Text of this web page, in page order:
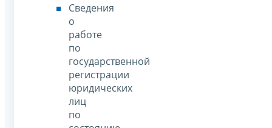
Сведения
о
работе
по
государственной
регистрации
юридических
лиц
по